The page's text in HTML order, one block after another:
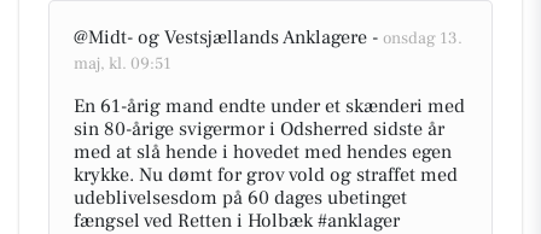
@Midt- og Vestsjællands Anklagere - onsdag 13.
maj, kl. 09:51
En 61-årig mand endte under et skænderi med
sin 80-årige svigermor i Odsherred sidste år
med at slå hende i hovedet med hendes egen
krykke. Nu dømt for grov vold og straffet med
udeblivelsesdom på 60 dages ubetinget
fængsel ved Retten i Holbæk #anklager